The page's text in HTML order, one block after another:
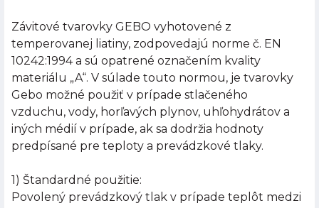
Závitové tvarovky GEBO vyhotovené z
temperovanej liatiny, zodpovedajú norme č. EN
10242:1994 a sú opatrené označením kvality
materiálu „A“. V súlade touto normou, je tvarovky
Gebo možné použiť v prípade stlačeného
vzduchu, vody, horľavých plynov, uhľohydrátov a
iných médií v prípade, ak sa dodržia hodnoty
predpísané pre teploty a prevádzkové tlaky.
1) Štandardné použitie:
Povolený prevádzkový tlak v prípade teplôt medzi